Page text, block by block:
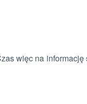
więc na